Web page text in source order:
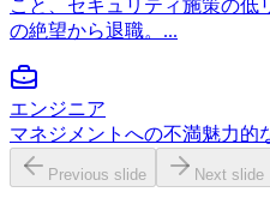
こと、セキュリティ施策の低
の絶望から退職。...
エンジニア
マネジメントへの不満魅力的
Previous slide Next slide